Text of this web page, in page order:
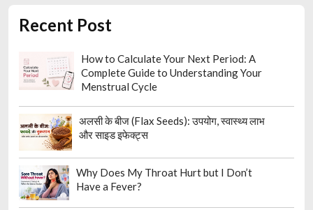
Recent Post
How to Calculate Your Next Period: A
Complete Guide to Understanding Your
Menstrual Cycle
अलसी के बीज (Flax Seeds): उपयोग, स्वास्थ्य लाभ
और साइड इफेक्ट्स
Why Does My Throat Hurt but I Don’t
Have a Fever?